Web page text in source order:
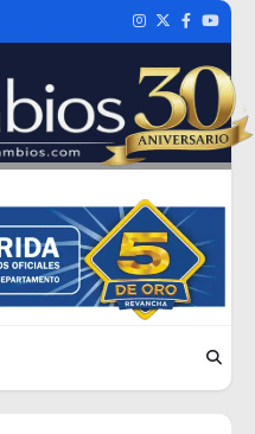
Instagram
TwitterFacebook